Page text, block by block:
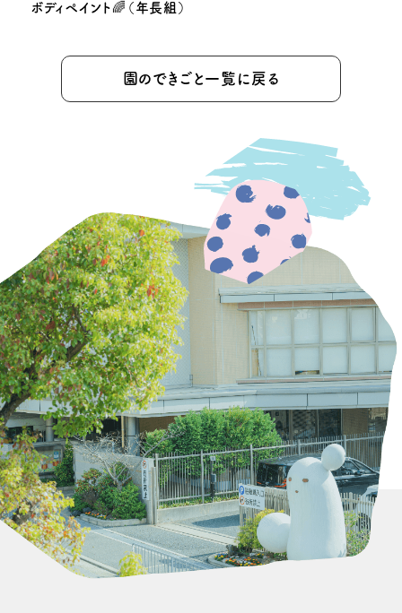
ボディペイント🌈（年長組）
園のできごと一覧に戻る